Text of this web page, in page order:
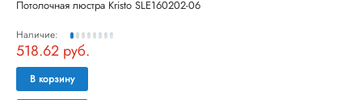
Потолочная люстра Kristo SLE160202-06
Наличие:
518.62 руб.
В корзину